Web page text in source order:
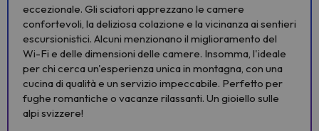
eccezionale. Gli sciatori apprezzano le camere
confortevoli, la deliziosa colazione e la vicinanza ai sentieri
escursionistici. Alcuni menzionano il miglioramento del
Wi-Fi e delle dimensioni delle camere. Insomma, l'ideale
per chi cerca un'esperienza unica in montagna, con una
cucina di qualità e un servizio impeccabile. Perfetto per
fughe romantiche o vacanze rilassanti. Un gioiello sulle
alpi svizzere!